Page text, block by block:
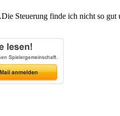
Steuerung finde ich nicht so gut